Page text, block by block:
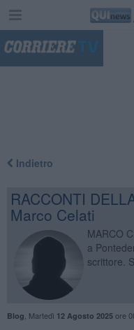
Indietro
RACCONTI
Marco Celati
MARCO
a
scrittore.
Blog Martedì 12 Agosto 2025ore